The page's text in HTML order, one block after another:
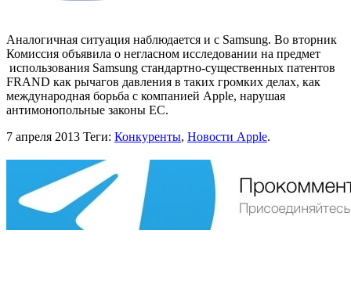
Аналогичная ситуация наблюдается и с Samsung. Во вторник
Комиссия объявила о негласном исследовании на предмет
использования Samsung стандартно-существенных патентов
FRAND как рычагов давления в таких громких делах, как
международная борьба с компанией Apple, нарушая
антимонопольные законы ЕС.
7 апреля 2013 Теги: Конкуренты, Новости Apple.